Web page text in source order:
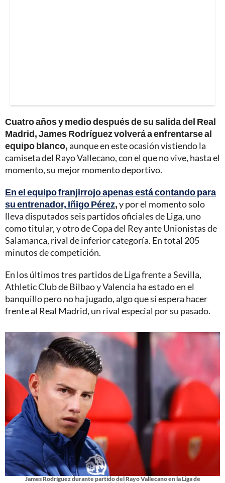
Cuatro años y medio después de su salida del Real
Madrid, James Rodríguez volverá a enfrentarse al
equipo blanco,aunque en este ocasión vistiendo la
camiseta del Rayo Vallecano, con el que no vive, hasta el
momento, su mejor momento deportivo.
En el equipo franjirrojo apenas está contando para
su entrenador, Iñigo Pérez,y por el momento solo
lleva disputados seis partidos oficiales de Liga, uno
como titular, y otro de Copa del Rey ante Unionistas de
Salamanca, rival de inferior categoría. En total 205
minutos de competición.
En los últimos tres partidos de Liga frente a Sevilla,
Athletic Club de Bilbao y Valencia ha estado en el
banquillo pero no ha jugado, algo que sí espera hacer
frente al Real Madrid, un rival especial por su pasado.
James Rodríguez durante partido del Rayo Vallecano en la Liga de